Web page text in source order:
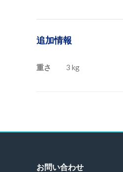
追加情報
重さ 3 kg
お問い合わせ